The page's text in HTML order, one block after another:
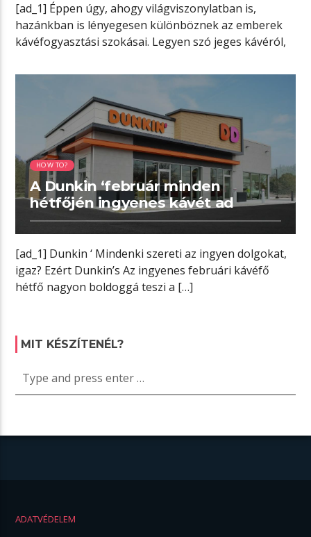
[ad_1] Éppen úgy, ahogy világviszonylatban is,
hazánkban is lényegesen különböznek az emberek
kávéfogyasztási szokásai. Legyen szó jeges kávéról,
01:43 READ TIME
HOW TO?
A Dunkin ‘február minden
hétfőjén ingyenes kávét ad
[ad_1] Dunkin ‘ Mindenki szereti az ingyen dolgokat,
igaz? Ezért Dunkin’s Az ingyenes februári kávéfő
hétfő nagyon boldoggá teszi a […]
MIT KÉSZÍTENÉL?
ADATVÉDELEM